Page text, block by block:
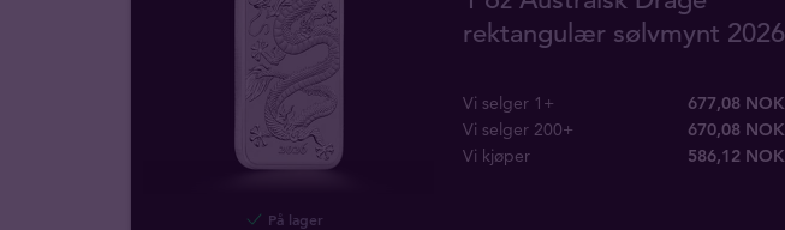
På lager
rektangulær sølvmynt 2026
Vi selger 1+
677,08 NOK
Vi selger 200+
670,08 NOK
Vi kjøper
586,12 NOK